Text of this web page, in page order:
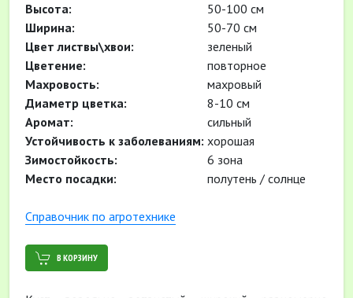
Высота:
50-100 см
Ширина:
50-70 см
Цвет листвы\хвои:
зеленый
Цветение:
повторное
Махровость:
махровый
Диаметр цветка:
8-10 см
Аромат:
сильный
Устойчивость к заболеваниям: хорошая
Зимостойкость:
6 зона
Место посадки:
полутень / солнце
Cправочник по агротехнике
В КОРЗИНУ